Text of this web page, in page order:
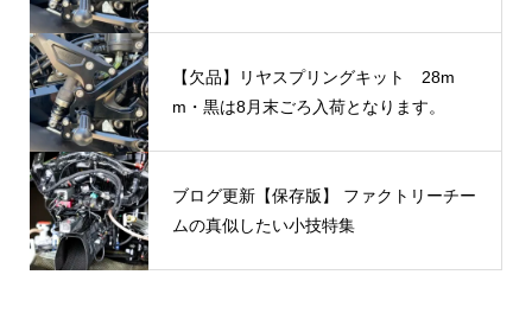
【欠品】リヤスプリングキット 28m
m・黒は8月末ごろ入荷となります。
ブログ更新【保存版】 ファクトリーチー
ムの真似したい小技特集